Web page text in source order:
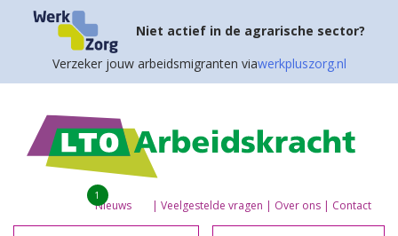
Niet actief in de agrarische sector?
Verzeker jouw arbeidsmigranten viawerkpluszorg.nl
Nieuws
1
| Veelgestelde vragen | Over ons | Contact